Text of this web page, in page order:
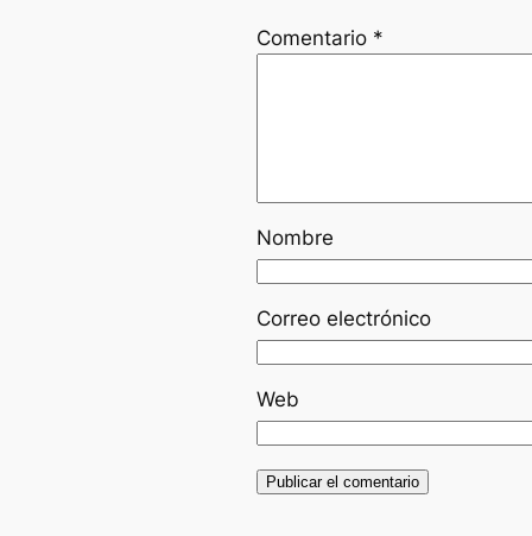
Comentario *
Nombre
Correo electrónico
Web